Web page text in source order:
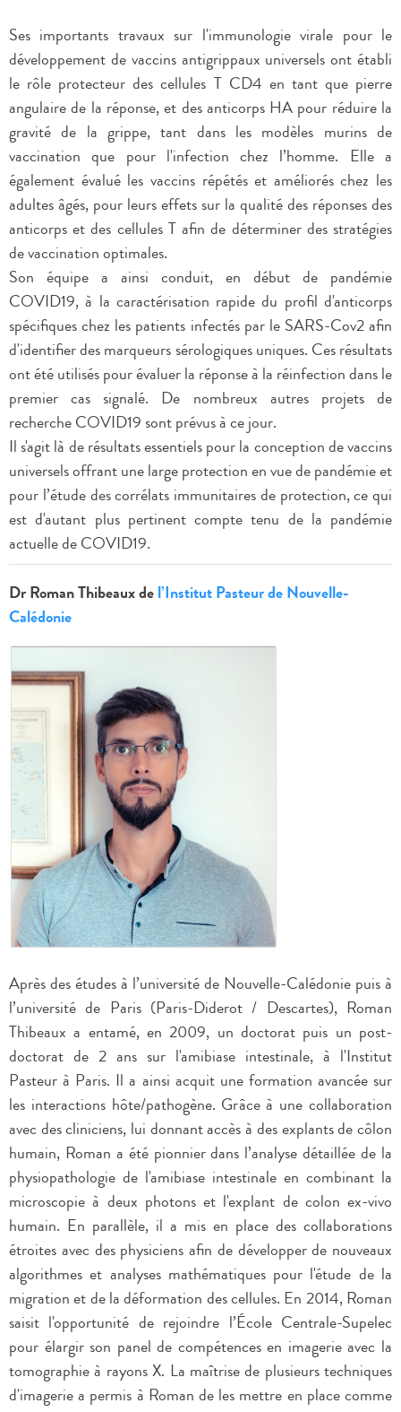
Ses importants travaux sur l'immunologie virale pour le
développement de vaccins antigrippaux universels ont établi
le rôle protecteur des cellules T CD4 en tant que pierre
angulaire de la réponse, et des anticorps HA pour réduire la
gravité de la grippe, tant dans les modèles murins de
vaccination que pour l'infection chez l’homme. Elle a
également évalué les vaccins répétés et améliorés chez les
adultes âgés, pour leurs effets sur la qualité des réponses des
anticorps et des cellules T afin de déterminer des stratégies
de vaccination optimales.
Son équipe a ainsi conduit, en début de pandémie
COVID19, à la caractérisation rapide du profil d'anticorps
spécifiques chez les patients infectés par le SARS-Cov2 afin
d'identifier des marqueurs sérologiques uniques. Ces résultats
ont été utilisés pour évaluer la réponse à la réinfection dans le
premier cas signalé. De nombreux autres projets de
recherche COVID19 sont prévus à ce jour.
Il s'agit là de résultats essentiels pour la conception de vaccins
universels offrant une large protection en vue de pandémie et
pour l’étude des corrélats immunitaires de protection, ce qui
est d'autant plus pertinent compte tenu de la pandémie
actuelle de COVID19.
Dr Roman Thibeaux del’Institut Pasteur de Nouvelle-
Calédonie
Après des études à l’université de Nouvelle-Calédonie puis à
l’université de Paris (Paris-Diderot / Descartes), Roman
Thibeaux a entamé, en 2009, un doctorat puis un post-
doctorat de 2 ans sur l'amibiase intestinale, à l'Institut
Pasteur à Paris. Il a ainsi acquit une formation avancée sur
les interactions hôte/pathogène. Grâce à une collaboration
avec des cliniciens, lui donnant accès à des explants de côlon
humain, Roman a été pionnier dans l’analyse détaillée de la
physiopathologie de l'amibiase intestinale en combinant la
microscopie à deux photons et l'explant de colon ex-vivo
humain. En parallèle, il a mis en place des collaborations
étroites avec des physiciens afin de développer de nouveaux
algorithmes et analyses mathématiques pour l'étude de la
migration et de la déformation des cellules. En 2014, Roman
saisit l'opportunité de rejoindre l’École Centrale-Supelec
pour élargir son panel de compétences en imagerie avec la
tomographie à rayons X. La maîtrise de plusieurs techniques
d'imagerie a permis à Roman de les mettre en place comme